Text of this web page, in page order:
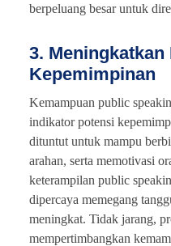
berpeluang besar untuk
3.
Kepemimpinan
Kemampuan public
indikator potensi
dituntut untuk mampu
arahan, serta memotivasi
keterampilan public
dipercaya memegang
meningkat. Tidak jarang,
mempertimbangkan